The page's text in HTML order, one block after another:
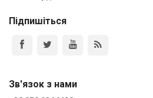
Підпишіться
Зв'язок з нами